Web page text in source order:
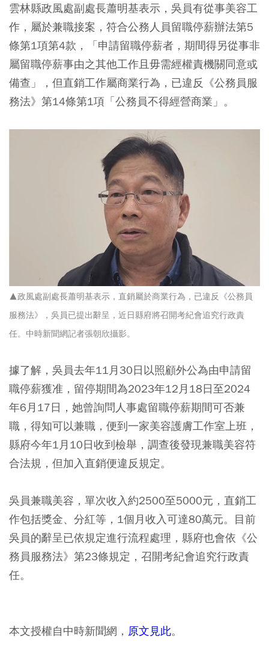
雲林縣政風處副處長蕭明基表示，吳員有從事美容工
作，屬於兼職接案，符合公務人員留職停薪辦法第5
條第1項第4款，「申請留職停薪者，期間得另從事非
屬留職停薪事由之其他工作且毋需經權責機關同意或
備查」，但直銷工作屬商業行為，已違反《公務員服
務法》第14條第1項「公務員不得經營商業」。
▲政風處副處長蕭明基表示，直銷屬於商業行為，已違反《公務員
服務法》，吳員已提出辭呈，近日縣府將召開考紀會追究行政責
任。中時新聞網記者張朝欣攝影。
據了解，吳員去年11月30日以照顧外公為由申請留
職停薪獲准，留停期間為2023年12月18日至2024
年6月17日，她曾詢問人事處留職停薪期間可否兼
職，得知可以兼職，便到一家美容護膚工作室上班，
縣府今年1月10日收到檢舉，調查後發現兼職美容符
合法規，但加入直銷便違反規定。
吳員兼職美容，單次收入約2500至5000元，直銷工
作包括獎金、分紅等，1個月收入可達80萬元。目前
吳員的辭呈已依規定進行流程處理，縣府也會依《公
務員服務法》第23條規定，召開考紀會追究行政責
任。
本文授權自中時新聞網， 原文見此。